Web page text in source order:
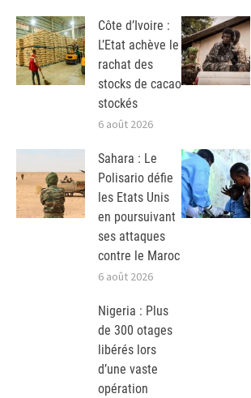
Côte d’Ivoire :
L’Etat achève le
rachat des
stocks de cacao
stockés
6 août 2026
Sahara : Le
Polisario défie
les Etats Unis
en poursuivant
ses attaques
contre le Maroc
6 août 2026
Nigeria : Plus
de 300 otages
libérés lors
d’une vaste
opération